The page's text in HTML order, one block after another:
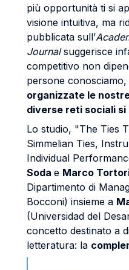
più opportunità ti si
visione intuitiva, ma
pubblicata sull’
Journalsuggerisce
competitivo non
persone
organizzate le
diverse reti sociali
Lo studio, "The Ties
Simmelian Ties,
Individual
Soda e Marco
Dipartimento di
Bocconi) insieme a
(Universidad del
concetto destinato a
letteratura: la